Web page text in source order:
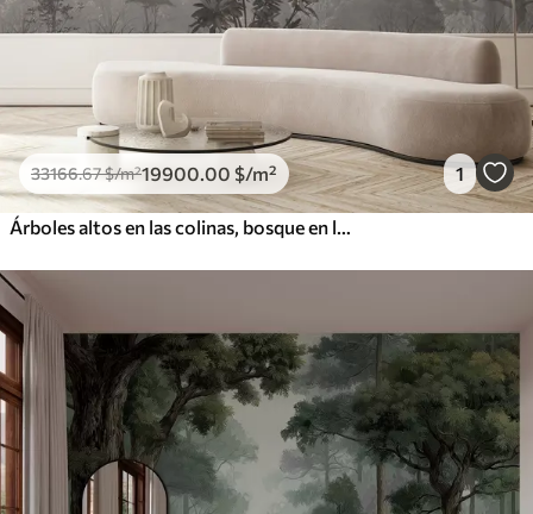
33166.67$/m²19900.00 $/m² 1
Árboles altos en las colinas, bosque en la niebla